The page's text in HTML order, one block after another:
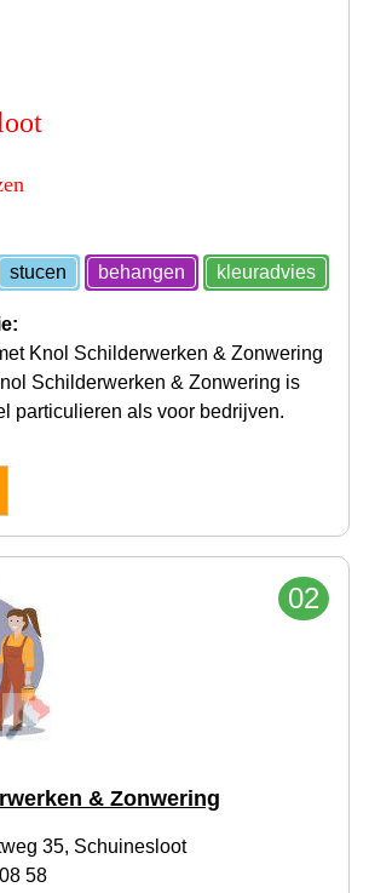
stucen behangen kleuradvies
Knol Schilderwerken & Zonwering
Schilderwerken & Zonwering is
particulieren als voor bedrijven.
02
& Zonwering
35, Schuinesloot
58